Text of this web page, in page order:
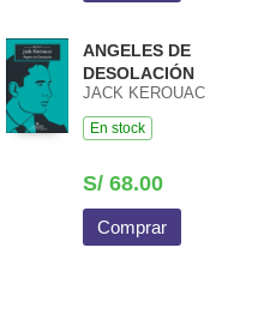
ANGELES DE
DESOLACIÓN
JACK KEROUAC
En stock
S/ 68.00
Comprar